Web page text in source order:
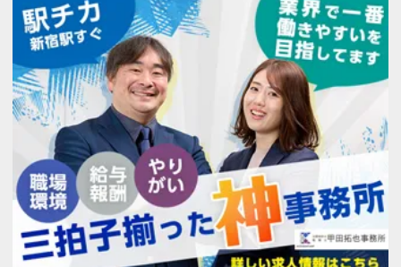
社会保険完備 (17) 新卒・第二新卒歓迎(8)
独立開業支援(5) 歩合制度あり(5)
WEB面接OK (7) テレワーク推進(4)
会計事務所・税理士事務所(44)
税理士法人(25) 一般企業(株式会社)